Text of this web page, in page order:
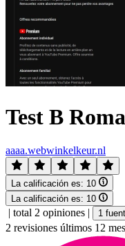
Test B
aaaa.webwinkelkeur.nl
La calificación es: 10
La calificación es: 10
| total 2 opiniones | 1
2 revisiones últimos 12